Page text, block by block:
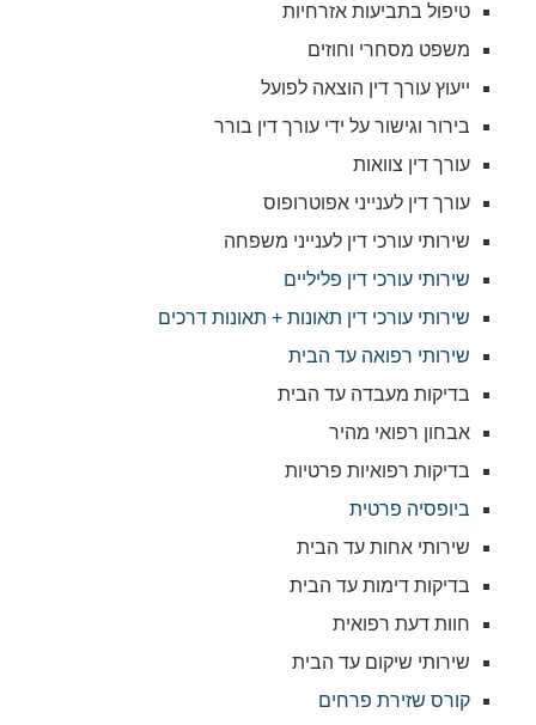
טיפול בתביעות אזרחיות
משפט מסחרי וחוזים
ייעוץ עורך דין הוצאה לפועל
בירור וגישור על ידי עורך דין בורר
עורך דין צוואות
עורך דין לענייני אפוטרופוס
שירותי עורכי דין לענייני משפחה
שירותי עורכי דין פליליים
שירותי עורכי דין תאונות + תאונות דרכים
שירותי רפואה עד הבית
בדיקות מעבדה עד הבית
אבחון רפואי מהיר
בדיקות רפואיות פרטיות
ביופסיה פרטית
שירותי אחות עד הבית
בדיקות דימות עד הבית
חוות דעת רפואית
שירותי שיקום עד הבית
קורס שזירת פרחים